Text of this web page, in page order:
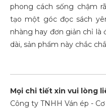
phong cách sống chậm
tạo một góc đọc sách
nhàng hay đơn giản chỉ là
dài, sản phẩm này chắc
Mọi chi tiết xin vui lòng
Công ty TNHH Ván ép -